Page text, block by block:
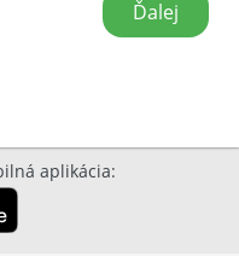
aplikácia: